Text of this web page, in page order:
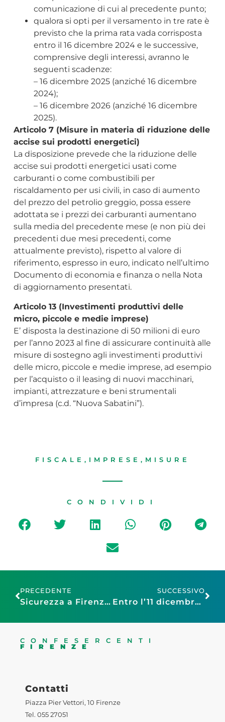
comunicazione di cui al precedente punto;
qualora si opti per il versamento in tre rate è
previsto che la prima rata vada corrisposta
entro il 16 dicembre 2024 e le successive,
comprensive degli interessi, avranno le
seguenti scadenze:
– 16 dicembre 2025 (anziché 16 dicembre
2024);
– 16 dicembre 2026 (anziché 16 dicembre
2025).
Articolo 7 (Misure in materia di riduzione delle
accise sui prodotti energetici)
La disposizione prevede che la riduzione delle
accise sui prodotti energetici usati come
carburanti o come combustibili per
riscaldamento per usi civili, in caso di aumento
del prezzo del petrolio greggio, possa essere
adottata se i prezzi dei carburanti aumentano
sulla media del precedente mese (e non più dei
precedenti due mesi precedenti, come
attualmente previsto), rispetto al valore di
riferimento, espresso in euro, indicato nell’ultimo
Documento di economia e finanza o nella Nota
di aggiornamento presentati.
Articolo 13 (Investimenti produttivi delle
micro, piccole e medie imprese)
E’ disposta la destinazione di 50 milioni di euro
per l’anno 2023 al fine di assicurare continuità alle
misure di sostegno agli investimenti produttivi
delle micro, piccole e medie imprese, ad esempio
per l’acquisto o il leasing di nuovi macchinari,
impianti, attrezzature e beni strumentali
d’impresa (c.d. “Nuova Sabatini”).
FISCALE , IMPRESE , MISURE
CONDIVIDI
PRECEDENTE
Sicurezza a Firenze, si è riunito il tavolo con le categorie economiche
SUCCESSIVO
Entro l’11 dicembre le comunicazioni per il registro dei titolari effettivi
CONFESERCENTI
FIRENZE
Contatti
Piazza Pier Vettori, 10 Firenze
Tel. 055 27051